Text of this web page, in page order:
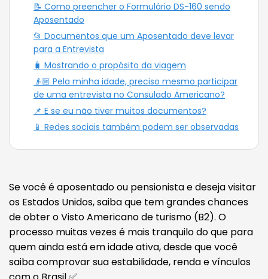
📝 Como preencher o Formulário DS-160 sendo
Aposentado
📂 Documentos que um Aposentado deve levar
para a Entrevista
🧳 Mostrando o propósito da viagem
👴🏼 Pela minha idade, preciso mesmo participar
de uma entrevista no Consulado Americano?
📌 E se eu não tiver muitos documentos?
📱 Redes sociais também podem ser observadas
Se você é aposentado ou pensionista e deseja visitar
os Estados Unidos, saiba que tem grandes chances
de obter o Visto Americano de turismo (B2). O
processo muitas vezes é mais tranquilo do que para
quem ainda está em idade ativa, desde que você
saiba comprovar sua estabilidade, renda e vínculos